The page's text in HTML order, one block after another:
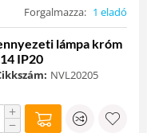
Forgalmazza: 1 eladó
lámpa króm
IP20
NVL20205
+
−